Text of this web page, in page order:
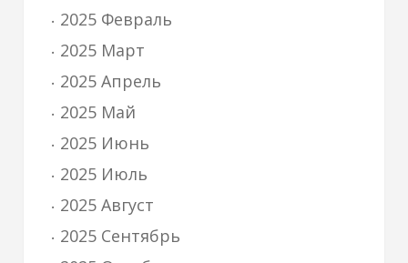
2025 Февраль
2025 Март
2025 Апрель
2025 Май
2025 Июнь
2025 Июль
2025 Август
2025 Сентябрь